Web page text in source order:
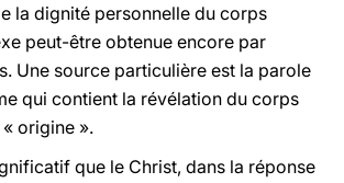
la dignité personnelle du corps
peut-être obtenue encore par
Une source particulière est la parole
qui contient la révélation du corps
« origine ».
que le Christ, dans la réponse